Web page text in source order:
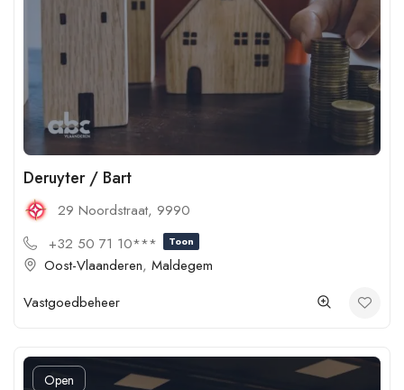
Deruyter / Bart
29 Noordstraat, 9990
+32 50 71 10***
Toon
Oost-Vlaanderen, Maldegem
Vastgoedbeheer
Open